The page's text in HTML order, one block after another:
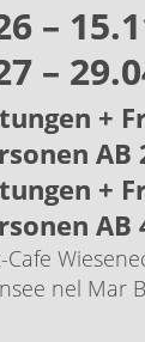
–
–
+
AB
+
AB